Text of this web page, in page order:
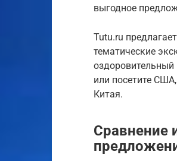
выгодное
Tutu.ru
тематические
оздоровительный
или посетите
Китая.
Сравнение